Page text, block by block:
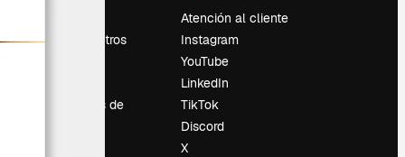
Sobre nosotros
Tendencias de
Atención al cliente
Instagram
YouTube
LinkedIn
TikTok
Discord
X